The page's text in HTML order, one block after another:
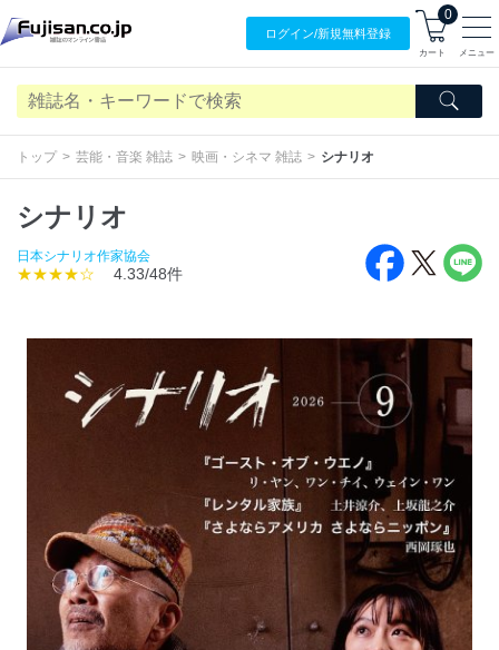
ログイン/新規無料登録
0
カート メニュー
トップ 芸能・音楽 雑誌 映画・シネマ 雑誌 シナリオ
シナリオ
日本シナリオ作家協会
★★★★☆ 4.33/48件